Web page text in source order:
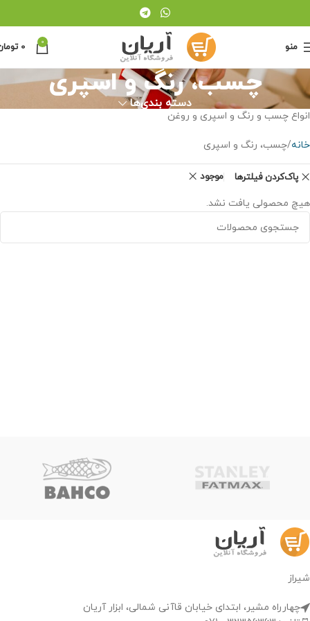
منو 0
0
چسب، رنگ و اسپری
دسته بندی‌ها
انواع چسب و رنگ و اسپری و روغن
خانه چسب، رنگ و اسپری
پاک‌کردن فیلترها موجود
هیچ محصولی یافت نشد.
شیراز
چهارراه مشیر، ابتدای خیابان قاآنی شمالی، ابزار آریان